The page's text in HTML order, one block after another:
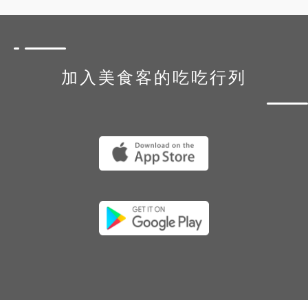
加入美食客的吃吃行列